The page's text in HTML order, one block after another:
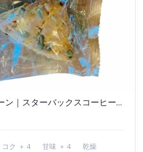
パンプキンスコーン｜スターバックスコーヒー（Starbucks Coffee/スタバ)
コク ＋４ 甘味 ＋４ 乾燥